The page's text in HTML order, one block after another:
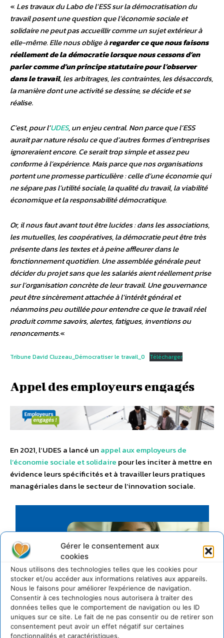
Gérer le consentement aux
cookies
Nous utilisons des technologies telles que les cookies pour
stocker et/ou accéder aux informations relatives aux appareils.
Nous le faisons pour améliorer l’expérience de navigation.
Consentir à ces technologies nous autorisera à traiter des
données telles que le comportement de navigation ou les ID
uniques sur ce site. Le fait de ne pas consentir ou de retirer son
consentement peut avoir un effet négatif sur certaines
fonctionnalités et caractéristiques.
« Les travaux du Labo de l’ESS sur la démocratisation du
travail posent une question que l’économie sociale et
solidaire ne peut pas accueillir comme un sujet extérieur à
elle-même. Elle nous oblige àregarder ce que nous faisons
réellement de la démocratie lorsque nous cessons d’en
parler comme d’un principe statutaire pour l’observer
dans le travail, les arbitrages, les contraintes, les désaccords,
la manière dont une activité se dessine, se décide et se
réalise.
C’est, pour l’UDES, un enjeu central. Non parce que l’ESS
aurait par nature résolu ce que d’autres formes d’entreprises
ignoreraient encore. Ce serait trop simple et assez peu
conforme à l’expérience. Mais parce que nos organisations
portent une promesse particulière : celle d’une économie qui
ne sépare pas l’utilité sociale, la qualité du travail, la viabilité
économique et la responsabilité démocratique.
Or, il nous faut avant tout être lucides : dans les associations,
les mutuelles, les coopératives, la démocratie peut être très
présente dans les textes et à peine affleurer dans le
fonctionnement quotidien. Une assemblée générale peut
décider du projet sans que les salariés aient réellement prise
sur l’organisation concrète de leur travail. Une gouvernance
peut être sincèrement attachée à l’intérêt général et
néanmoins peu outillée pour entendre ce que le travail réel
produit comme savoirs, alertes, fatigues, inventions ou
renoncements.«
Tribune David Cluzeau_Démocratiser le travail_0 Télécharger
Appel des employeurs engagés
En 2021, l’UDES a lancé un appel aux employeurs de
l’économie sociale et solidaire pour les inciter à mettre en
évidence leurs spécificités et à travailler leurs pratiques
managériales dans le secteur de l’innovation sociale.